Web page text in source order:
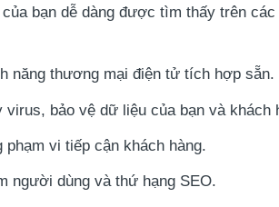
bạn dễ dàng được tìm thấy trên
năng thương mại điện tử tích hợp sẵn.
bảo vệ dữ liệu của bạn và khách
vi tiếp cận khách hàng.
người dùng và thứ hạng SEO.